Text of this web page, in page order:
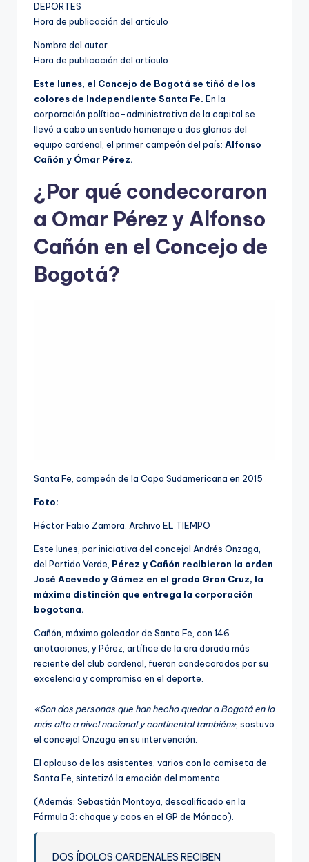
DEPORTES
Hora de publicación del artículo
Nombre del autor
Hora de publicación del artículo
Este lunes, el Concejo de Bogotá se tiñó de los
colores de Independiente Santa Fe. En la
corporación político-administrativa de la capital se
llevó a cabo un sentido homenaje a dos glorias del
equipo cardenal, el primer campeón del país: Alfonso
Cañón y Ómar Pérez.
¿Por qué condecoraron
a Omar Pérez y Alfonso
Cañón en el Concejo de
Bogotá?
Santa Fe, campeón de la Copa Sudamericana en 2015
Foto:
Héctor Fabio Zamora. Archivo EL TIEMPO
Este lunes, por iniciativa del concejal Andrés Onzaga,
del Partido Verde, Pérez y Cañón recibieron la orden
José Acevedo y Gómez en el grado Gran Cruz, la
máxima distinción que entrega la corporación
bogotana.
Cañón, máximo goleador de Santa Fe, con 146
anotaciones, y Pérez, artífice de la era dorada más
reciente del club cardenal, fueron condecorados por su
excelencia y compromiso en el deporte.
«Son dos personas que han hecho quedar a Bogotá en lo
más alto a nivel nacional y continental también», sostuvo
el concejal Onzaga en su intervención.
El aplauso de los asistentes, varios con la camiseta de
Santa Fe, sintetizó la emoción del momento.
(Además: Sebastián Montoya, descalificado en la
Fórmula 3: choque y caos en el GP de Mónaco).
DOS ÍDOLOS CARDENALES RECIBEN